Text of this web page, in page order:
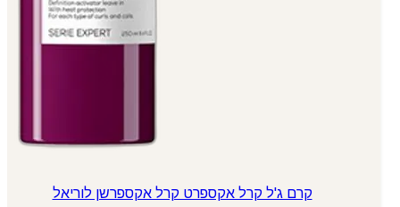
קרם ג'ל קרל אקספרט קרל אקספרשן לוריאל